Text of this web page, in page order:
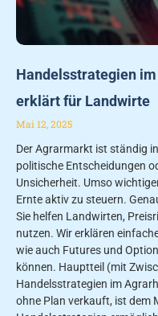
Handelsstrategien
erklärt für Landwirte
Mai 12, 2025
Der Agrarmarkt ist ständig
politische Entscheidungen
Unsicherheit. Umso
Ernte aktiv zu steuern.
Sie helfen Landwirten,
nutzen. Wir erklären
wie auch Futures und
können. Hauptteil (mit
Handelsstrategien im
ohne Plan verkauft, ist dem